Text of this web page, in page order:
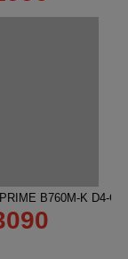
B760M-K D4-